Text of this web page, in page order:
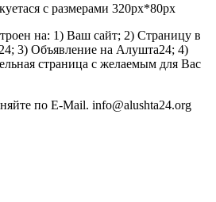
с размерами 320px*80px
на: 1) Ваш сайт; 2) Страницу в
3) Объявление на Алушта24; 4)
страница с желаемым для Вас
по E-Mail. info@alushta24.org